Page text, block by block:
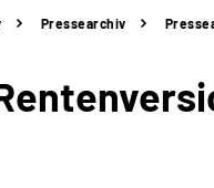
Pressearchiv